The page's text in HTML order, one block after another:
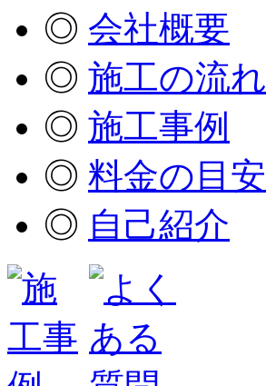
◎ 会社概要
◎ 施工の流れ
◎ 施工事例
◎ 料金の目安
◎ 自己紹介